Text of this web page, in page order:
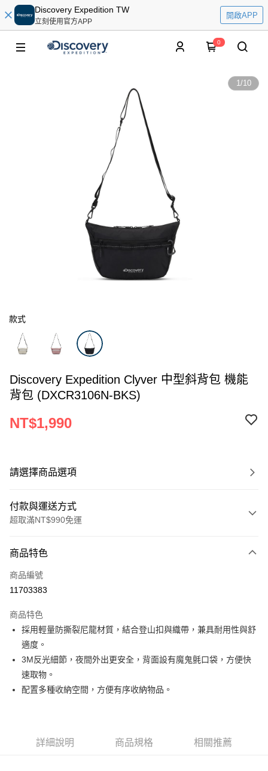
Discovery Expedition TW
立刻使用官方APP
開啟APP
0
1/10
款式
Discovery Expedition Clyver 中型斜背包 機能
背包 (DXCR3106N-BKS)
NT$1,990
請選擇商品選項
付款與運送方式
超取滿NT$990免運
信用卡一次付款
超商取貨付款
Apple Pay
運送方式
全家取貨付款<未取貨列黑名單/不支援離島取退>
每筆NT$60，滿NT$990(含以上)免運費
商品特色
商品編號
11703383
商品特色
採用輕量防撕裂尼龍材質，結合登山扣與織帶，兼具耐用性與舒
適度。
3M反光細節，夜間外出更安全，背面設有魔鬼氈口袋，方便快
速取物。
配置多種收納空間，方便有序收納物品。
詳細說明 商品規格 相關推薦